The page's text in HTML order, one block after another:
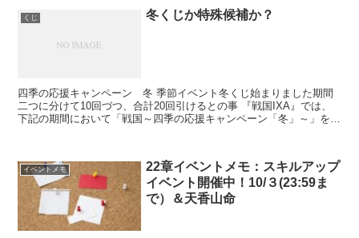
くじ 冬くじか特殊候補か？
四季の応援キャンペーン 冬 季節イベント冬くじ始まりました期間
二つに分けて10回づつ、合計20回引けるとの事 『戦国IXA』では、
下記の期間において「戦国～四季の応援キャンペーン「冬」～」を開
イベントメモ
22章イベントメモ：スキルアップ
イベント開催中！10/３(23:59ま
で）＆天香山命